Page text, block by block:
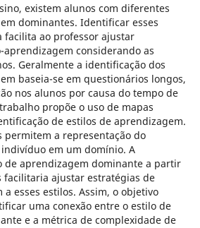
existem alunos com diferentes
dominantes. Identificar esses
facilita ao professor ajustar
considerando as
Geralmente a identificação dos
baseia-se em questionários longos,
nos alunos por causa do tempo de
propõe o uso de mapas
de estilos de aprendizagem.
permitem a representação do
em um domínio. A
de aprendizagem dominante a partir
facilitaria ajustar estratégias de
esses estilos. Assim, o objetivo
uma conexão entre o estilo de
e a métrica de complexidade de